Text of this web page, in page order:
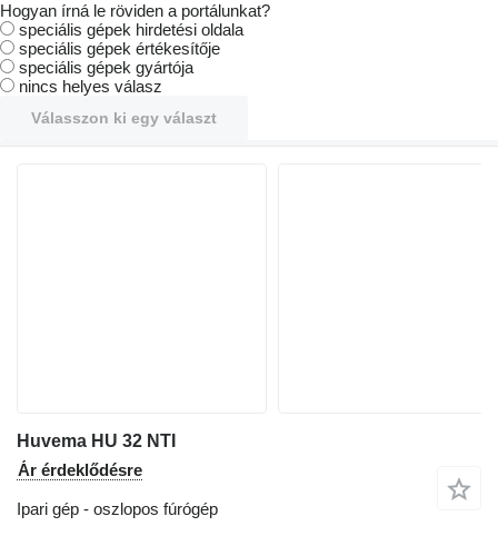
Hogyan írná le röviden a portálunkat?
speciális gépek hirdetési oldala
speciális gépek értékesítője
speciális gépek gyártója
nincs helyes válasz
Válasszon ki egy választ
Huvema HU 32 NTI
Ár érdeklődésre
Ipari gép - oszlopos fúrógép